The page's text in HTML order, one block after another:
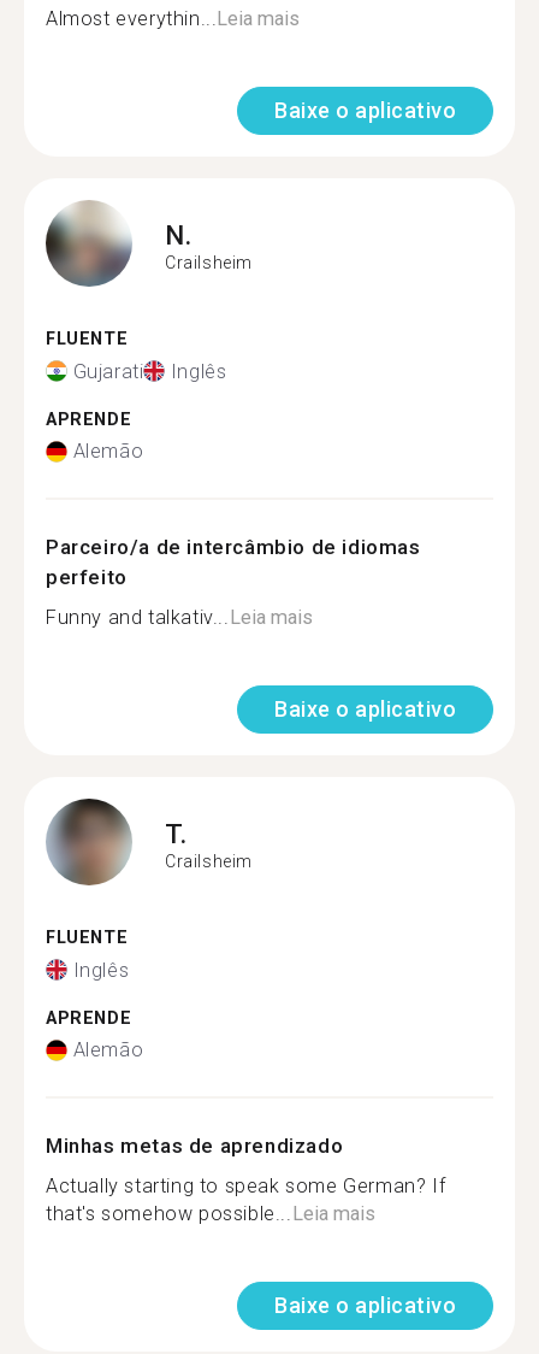
Almost everythin...Leia mais
Baixe o aplicativo
N.
Crailsheim
FLUENTE
Gujarati Inglês
APRENDE
Alemão
Parceiro/a de intercâmbio de idiomas
perfeito
Funny and talkativ...Leia mais
Baixe o aplicativo
T.
Crailsheim
FLUENTE
Inglês
APRENDE
Alemão
Minhas metas de aprendizado
Actually starting to speak some German? If
that's somehow possible...Leia mais
Baixe o aplicativo